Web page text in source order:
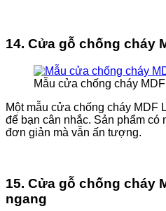
14. Cửa gỗ chống cháy
Mẫu cửa chống cháy
Một mẫu cửa chống cháy MDF
để bạn cân nhắc. Sản phẩm có
đơn giản mà vẫn ấn tượng.
15. Cửa gỗ chống cháy
ngang